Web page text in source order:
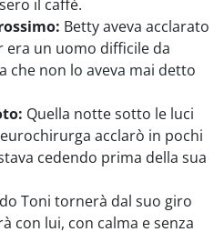
il caffè.
Betty aveva acclarato
era un uomo difficile da
non lo aveva mai detto
Quella notte sotto le luci
acclarò in pochi
cedendo prima della sua
Toni tornerà dal suo giro
con lui, con calma e senza